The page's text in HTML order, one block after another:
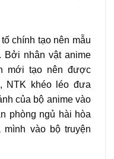
chính tạo nên mẫu
Bởi nhân vật anime
mới tạo nên được
NTK khéo léo đưa
của bộ anime vào
phòng ngủ hài hòa
vào bộ truyện